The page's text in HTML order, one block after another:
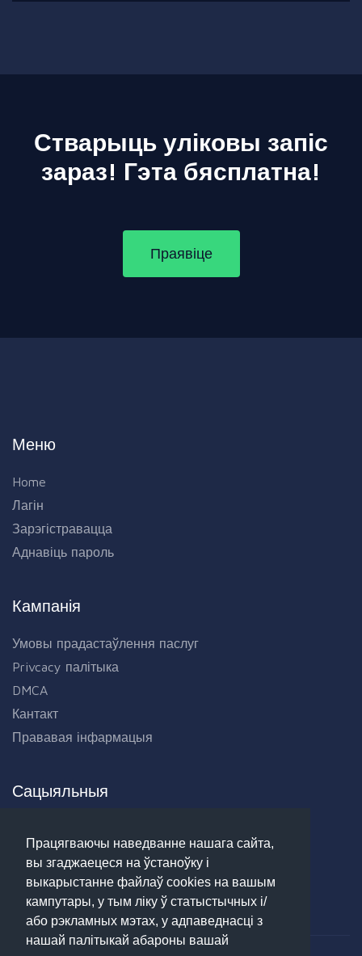
Працягваючы наведванне нашага сайта,
вы згаджаецеся на ўстаноўку і
выкарыстанне файлаў cookies на вашым
кампутары, у тым ліку ў статыстычных і/
або рэкламных мэтах, у адпаведнасці з
нашай палітыкай абароны вашай
Стварыць уліковы запіс
зараз! Гэта бясплатна!
Праявіце
Меню
Home
Лагін
Зарэгістравацца
Аднавіць пароль
Кампанія
Умовы прадастаўлення паслуг
Privcacy палітыка
DMCA
Кантакт
Прававая інфармацыя
Сацыяльныя
Twitter
Google+